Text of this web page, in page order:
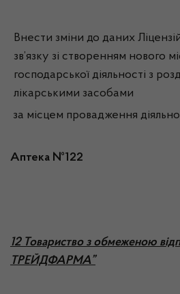
Внести зміни до даних
зв’язку зі створенням нового
господарської діяльності з
лікарськими засобами
за місцем провадження
Аптека №122
12 Товариство з обмеженою
ТРЕЙДФАРМА”